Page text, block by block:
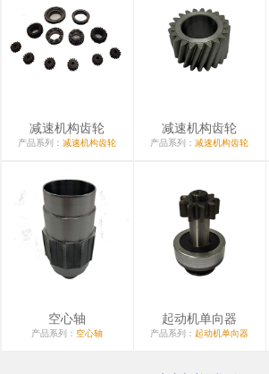
减速机构齿轮
产品系列：减速机构齿轮
减速机构齿轮
产品系列：减速机构齿轮
空心轴
产品系列： 空心轴
起动机单向器
产品系列：起动机单向器